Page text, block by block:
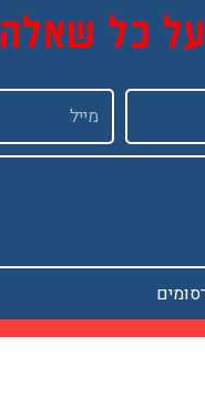
כל שאלה
Email
אשמח להיות בקשר